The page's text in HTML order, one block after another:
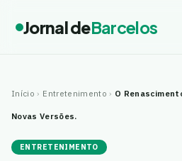
Jornal deBarcelos
Início › Entretenimento › O
Novas Versões.
ENTRETENIMENTO